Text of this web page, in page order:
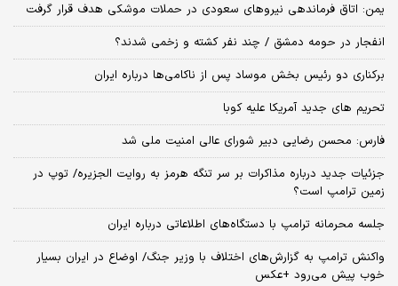
یمن: اتاق فرماندهی نیروهای سعودی در حملات موشکی هدف قرار گرفت
انفجار در حومه دمشق / چند نفر کشته و زخمی شدند؟
برکناری دو رئیس بخش موساد پس از ناکامی‌ها درباره ایران
تحریم های جدید آمریکا علیه کوبا
فارس: محسن رضایی دبیر شورای عالی امنیت ملی شد
جزئیات جدید درباره مذاکرات بر سر تنگه هرمز به روایت الجزیره/ توپ در
زمین ترامپ است؟
جلسه محرمانه ترامپ با دستگاه‌های اطلاعاتی درباره ایران
واکنش ترامپ به گزارش‌های اختلاف با وزیر جنگ/ اوضاع در ایران بسیار
خوب پیش می‌رود +عکس